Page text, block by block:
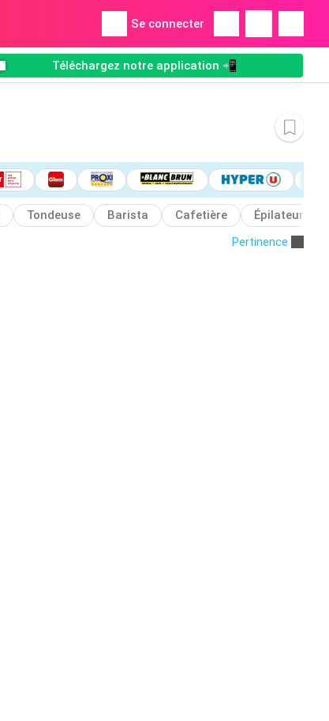
Se connecter
Téléchargez notre application 📲
Tondeuse Barista Cafetière
Épilateur
Pertinence